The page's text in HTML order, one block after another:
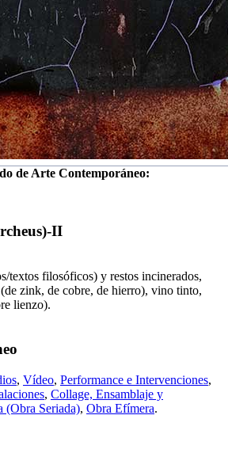
de Arte Contemporáneo:
II
textos filosóficos) y restos incinerados,
zink, de cobre, de hierro), vino tinto,
lienzo).
, Vídeo, Performance e Intervenciones,
, Collage, Ensamblaje y
(Obra Seriada), Obra Efímera.